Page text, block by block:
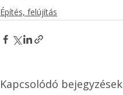
Építés, felújítás
Kapcsolódó bejegyzések